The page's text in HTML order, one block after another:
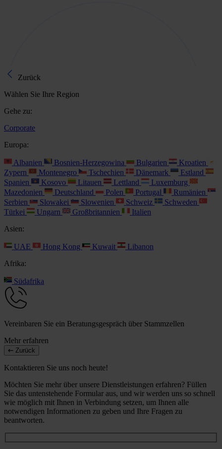
Zurück
Wählen Sie Ihre Region
Gehe zu:
Corporate
Europa:
Albanien Bosnien-Herzegowina Bulgarien
Kroatien
Zypern
Montenegro Tschechien Dänemark
Estland
Spanien
Kosovo Litauen Lettland
Luxemburg
Mazedonien
Deutschland Polen Portugal
Rumänien
Serbien
Slowakei Slowenien Schweiz
Schweden
Türkei
Ungarn Großbritannien
Italien
Asien:
UAE Hong Kong Kuwait
Libanon
Afrika:
Südafrika
Vereinbaren Sie ein Beratungsgespräch über Stammzellen
Mehr erfahren
Zurück
Kontaktieren Sie uns noch heute!
Möchten Sie mehr über unsere Dienstleistungen erfahren? Füllen
Sie das untenstehende Formular aus, und wir werden uns so schnell
wie möglich mit Ihnen in Verbindung setzen, um Ihnen alle
notwendigen Informationen zu geben und Ihre Fragen zu
beantworten.